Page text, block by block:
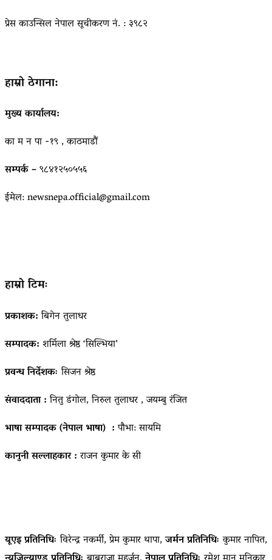
प्रेस काउन्सिल नेपाल सूचीकरण नं. : ३९८२
हाम्रो ठेगाना:
मुख्य कार्यालय:
का म न पा -१९ , काठमाडौं
सम्पर्क –९८४१२५०५५६
ईमेल: newsnepa.official@gmail.com
हाम्रो टिमः
प्रकाशक:बिगेन तुलाधर
सम्पादक: शर्मिला श्रेष्ठ ‘सिल्भिया’
प्रवन्ध निर्देशकःसिजन श्रेष्ठ
संवाददाता :नितु डंगोल, निरुल तुलाधर , जयम्बु रंजित
भाषा सम्पादक (नेपाल भाषा) :पौभा: सायमि
कानुनी सल्लाहकार :राजन कुमार के सी
यूएइ प्रतिनिधिः विरेन्द्र नकर्मी, प्रेम कुमार थापा,जर्मन प्रतिनिधिः कुमार नापित,